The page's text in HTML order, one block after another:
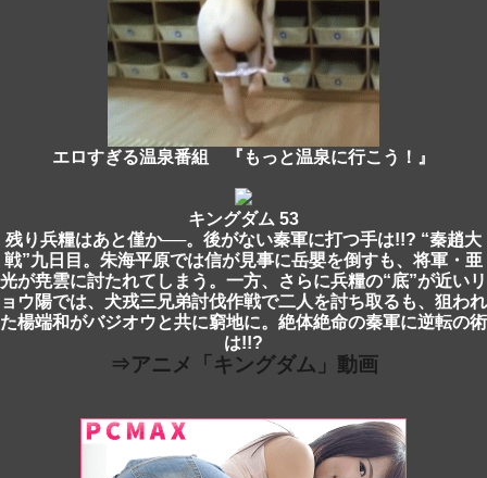
エロすぎる温泉番組 『もっと温泉に行こう！』
キングダム 53
残り兵糧はあと僅か──。後がない秦軍に打つ手は!!? “秦趙大
戦”九日目。朱海平原では信が見事に岳嬰を倒すも、将軍・亜
光が尭雲に討たれてしまう。一方、さらに兵糧の“底”が近いリ
ョウ陽では、犬戎三兄弟討伐作戦で二人を討ち取るも、狙われ
た楊端和がバジオウと共に窮地に。絶体絶命の秦軍に逆転の術
は!!?
⇒アニメ「キングダム」動画